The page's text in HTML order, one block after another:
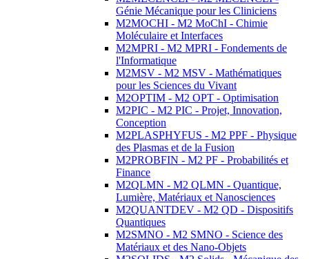
Génie Mécanique pour les Cliniciens
M2MOCHI - M2 MoChI - Chimie
Moléculaire et Interfaces
M2MPRI - M2 MPRI - Fondements de
l'Informatique
M2MSV - M2 MSV - Mathématiques
pour les Sciences du Vivant
M2OPTIM - M2 OPT - Optimisation
M2PIC - M2 PIC - Projet, Innovation,
Conception
M2PLASPHYFUS - M2 PPF - Physique
des Plasmas et de la Fusion
M2PROBFIN - M2 PF - Probabilités et
Finance
M2QLMN - M2 QLMN - Quantique,
Lumière, Matériaux et Nanosciences
M2QUANTDEV - M2 QD - Dispositifs
Quantiques
M2SMNO - M2 SMNO - Science des
Matériaux et des Nano-Objets